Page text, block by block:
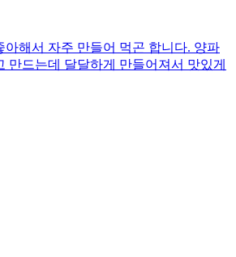
아해서 자주 만들어 먹곤 합니다. 양파
만드는데 달달하게 만들어져서 맛있게